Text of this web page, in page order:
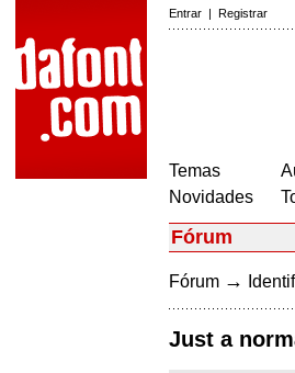
Entrar | Registrar
Temas
Novidades
Fórum
Fórum →
Just a